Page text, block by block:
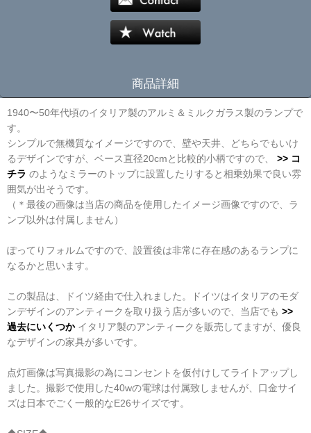
商品詳細
1940〜50年代頃のイタリア製のアルミ＆ミルクガラス製のランプで
す。
シンプルで無機質なイメージですので、壁や天井、どちらでもいけ
るデザインですが、ベース直径20cmと比較的小柄ですので、
>> コ
チラ のようなミラーのトップに設置したりすると相乗効果で良い雰
囲気が出そうです。
（＊最後の画像は当店の商品を使用したイメージ画像ですので、ラ
ンプ以外は付属しません）
ぽってりフォルムですので、設置後は非常に存在感のあるランプに
なるかと思います。
この製品は、ドイツ経由で仕入れました。ドイツはイタリアのモダ
ンデザインのアンティークを取り扱う店が多いので、当店でも >>
過去にいくつか イタリア製のアンティークを販売してますが、優良
なデザインの家具が多いです。
点灯画像は写真撮影の為にコンセントを仮付けしてライトアップし
ました。撮影で使用した40wの電球は付属致しませんが、口金サイ
ズは日本でごく一般的なE26サイズです。